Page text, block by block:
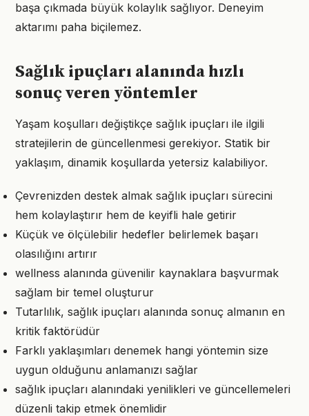
başa çıkmada büyük kolaylık sağlıyor. Deneyim
aktarımı paha biçilemez.
Sağlık ipuçları alanında hızlı
sonuç veren yöntemler
Yaşam koşulları değiştikçe sağlık ipuçları ile ilgili
stratejilerin de güncellenmesi gerekiyor. Statik bir
yaklaşım, dinamik koşullarda yetersiz kalabiliyor.
Çevrenizden destek almak sağlık ipuçları sürecini
hem kolaylaştırır hem de keyifli hale getirir
Küçük ve ölçülebilir hedefler belirlemek başarı
olasılığını artırır
wellness alanında güvenilir kaynaklara başvurmak
sağlam bir temel oluşturur
Tutarlılık, sağlık ipuçları alanında sonuç almanın en
kritik faktörüdür
Farklı yaklaşımları denemek hangi yöntemin size
uygun olduğunu anlamanızı sağlar
sağlık ipuçları alanındaki yenilikleri ve güncellemeleri
düzenli takip etmek önemlidir